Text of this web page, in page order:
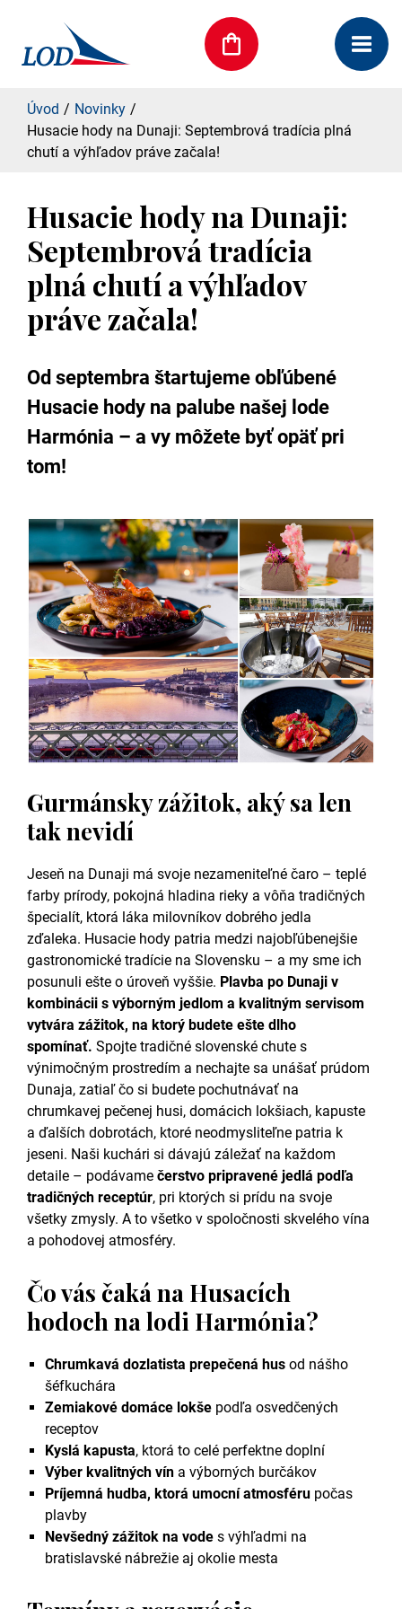
Úvod
Novinky
Husacie hody na Dunaji: Septembrová tradícia plná
chutí a výhľadov práve začala!
Husacie hody na Dunaji:
Septembrová tradícia
plná chutí a výhľadov
práve začala!
Od septembra štartujeme obľúbené
Husacie hody na palube našej lode
Harmónia – a vy môžete byť opäť pri
tom!
Gurmánsky zážitok, aký sa len
tak nevidí
Jeseň na Dunaji má svoje nezameniteľné čaro – teplé
farby prírody, pokojná hladina rieky a vôňa tradičných
špecialít, ktorá láka milovníkov dobrého jedla
zďaleka. Husacie hody patria medzi najobľúbenejšie
gastronomické tradície na Slovensku – a my sme ich
posunuli ešte o úroveň vyššie. Plavba po Dunaji v
kombinácii s výborným jedlom a kvalitným servisom
vytvára zážitok, na ktorý budete ešte dlho
spomínať. Spojte tradičné slovenské chute s
výnimočným prostredím a nechajte sa unášať prúdom
Dunaja, zatiaľ čo si budete pochutnávať na
chrumkavej pečenej husi, domácich lokšiach, kapuste
a ďalších dobrotách, ktoré neodmysliteľne patria k
jeseni. Naši kuchári si dávajú záležať na každom
detaile – podávame čerstvo pripravené jedlá podľa
tradičných receptúr, pri ktorých si prídu na svoje
všetky zmysly. A to všetko v spoločnosti skvelého vína
a pohodovej atmosféry.
Čo vás čaká na Husacích
hodoch na lodi Harmónia?
Chrumkavá dozlatista prepečená hus od nášho
šéfkuchára
Zemiakové domáce lokše podľa osvedčených
receptov
Kyslá kapusta, ktorá to celé perfektne doplní
Výber kvalitných vín a výborných burčákov
Príjemná hudba, ktorá umocní atmosféru počas
plavby
Nevšedný zážitok na vode s výhľadmi na
bratislavské nábrežie aj okolie mesta